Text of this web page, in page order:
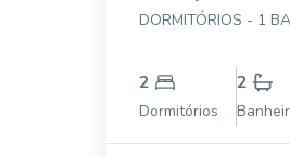
DORMITÓRIOS - 1
CORREDOR
EDÍCULA NOS
EMPREGADA -
2
Dormitórios
2